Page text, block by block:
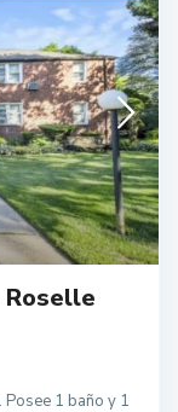
Posee 1 baño y 1